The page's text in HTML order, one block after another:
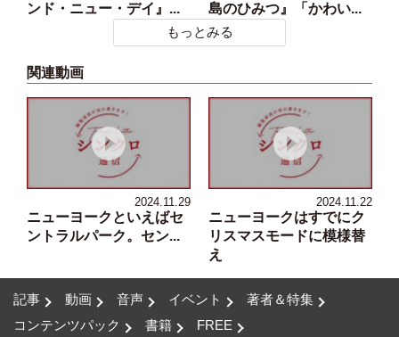
ンド・ニュー・デイ』...
島のひみつ』「かわい...
もっとみる
関連動画
2024.11.29
ニューヨークといえばセ
ントラルパーク。セン...
2024.11.22
ニューヨークはすでにク
リスマスモードに模様替
え
記事 動画 音声 イベント
著者＆特集
コンテンツパック
書籍 FREE